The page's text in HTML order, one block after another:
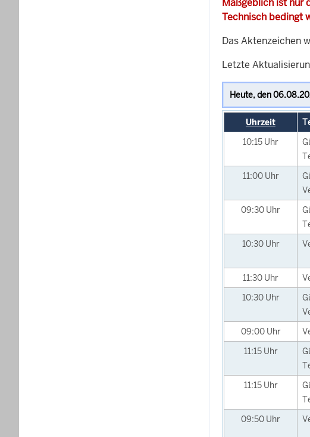
Maßgeblich ist nur
Technisch bedingt
Das Aktenzeichen
Letzte
Uhrzeit
10:15 Uhr
11:00 Uhr
09:30 Uhr
10:30 Uhr
11:30 Uhr
10:30 Uhr
09:00 Uhr
11:15 Uhr
11:15 Uhr
09:50 Uhr